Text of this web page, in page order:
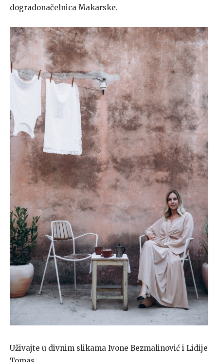
dogradonačelnica Makarske.
Uživajte u divnim slikama Ivone Bezmalinović i Lidije